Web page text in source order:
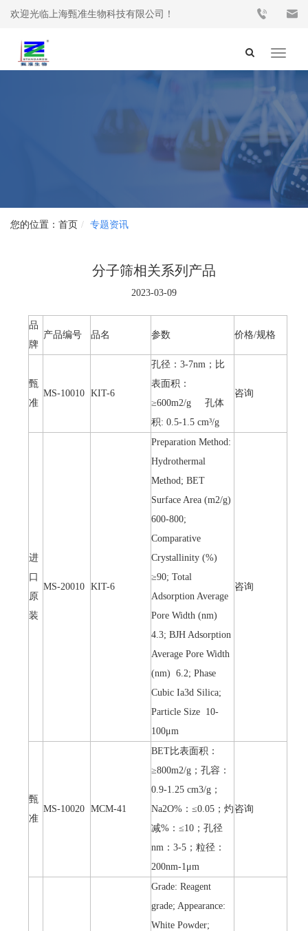
欢迎光临上海甄准生物科技有限公司！
Toggle
首页 专题资讯
分子筛相关系列产品
2023-03-09
品
牌
产品编号 品名 参数 价格/规格
甄
准
MS-10010 KIT-6
孔径：3-7nm；比
表面积：
≥600m2/g 孔体
积: 0.5-1.5 cm³/g
咨询
进
口
原
装
MS-20010 KIT-6
Preparation Method:
Hydrothermal
Method; BET
Surface Area (m2/g)
600-800;
Comparative
Crystallinity (%)
≥90; Total
Adsorption Average
Pore Width (nm)
4.3; BJH Adsorption
Average Pore Width
(nm) 6.2; Phase
Cubic Ia3d Silica;
Particle Size 10-
100μm
咨询
甄
准
MS-10020 MCM-41
BET比表面积：
≥800m2/g；孔容：
0.9-1.25 cm3/g；
Na2O%：≤0.05；灼
减%：≤10；孔径
nm：3-5；粒径：
200nm-1μm
咨询
Grade: Reagent
grade; Appearance:
White Powder;